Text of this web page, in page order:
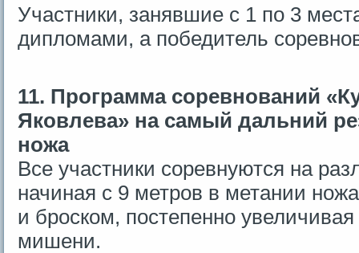
Участники, занявшие с 1 по 3
дипломами, а победитель
11. Программа соревнований
Яковлева» на самый дальний
ножа
Все участники соревнуются на
начиная с 9 метров в метании
и броском, постепенно
мишени.